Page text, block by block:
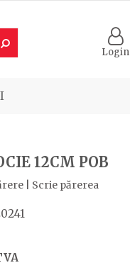
Login
12CM POB
| Scrie părerea